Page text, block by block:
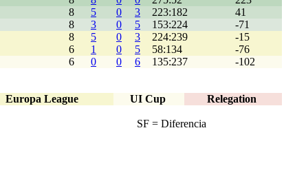
8 5 0 3 223:182
41
8 3 0 5 153:224
-71
8 5 0 3 224:239
-15
6 1 0 5 58:134
-76
6 0 0 6 135:237 -102
Europa League UI Cup Relegation
SF = Diferencia